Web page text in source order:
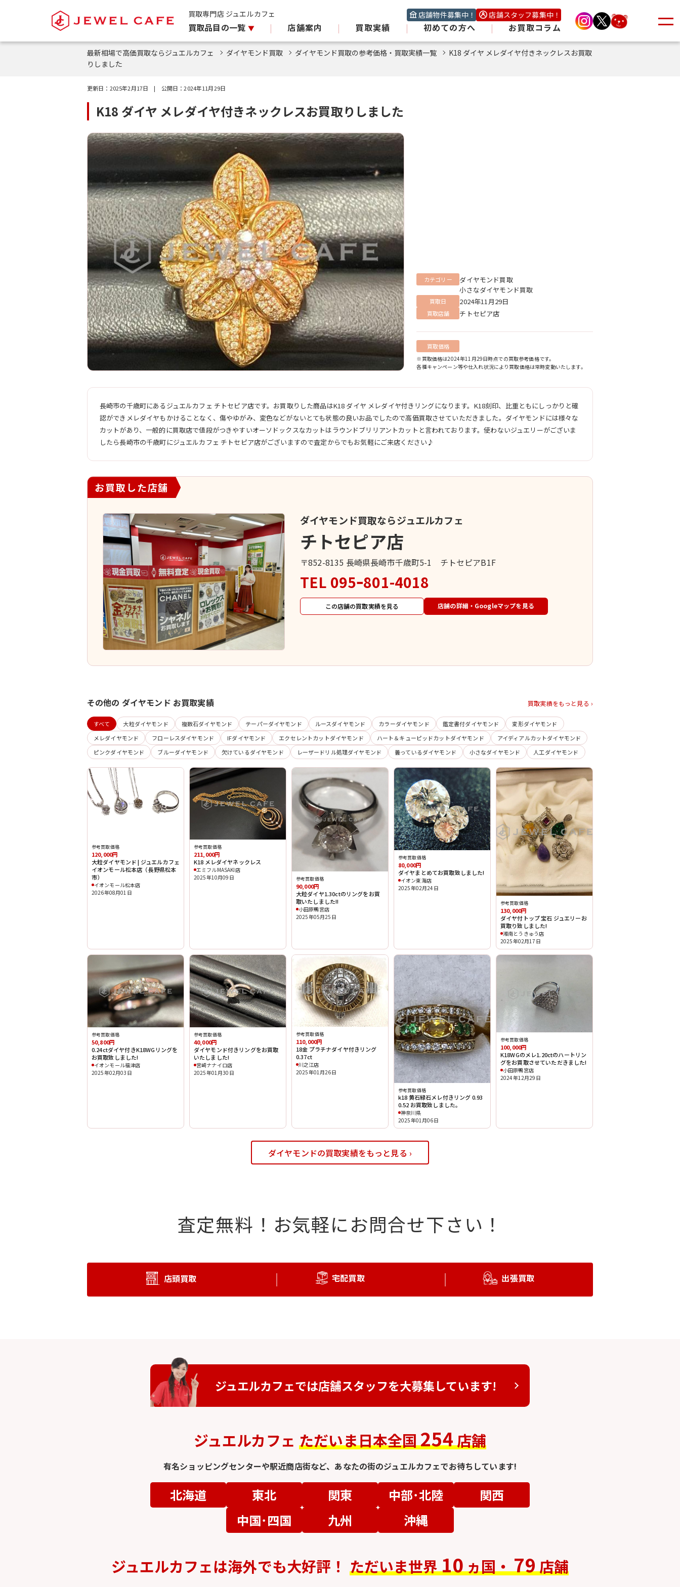
買取専門店 ジュエルカフェ 店舗物件募集中！ 店舗スタッフ募集中！
買取品目の一覧 | 店舗案内 | 買取実績 | 初めての方へ | お買取コラム
最新相場で高価買取ならジュエルカフェ ダイヤモンド買取 ダイヤモンド買取の参考価格・買取実績一覧
K18 ダイヤ メレダイヤ付きネックレスお買取
りしました
更新日： 2025年2月17日 | 公開日：2024年11月29日
K18 ダイヤ メレダイヤ付きネックレスお買取りしました
カテゴリー
ダイヤモンド買取
小さなダイヤモンド買取
買取日 2024年11月29日
買取店舗 チトセピア店
買取価格
※買取価格は2024年11月29日時点での買取参考価格です。
各種キャンペーン等や仕入れ状況により買取価格は常時変動いたします。
長崎市の千歳町にあるジュエルカフェ チトセピア店です。お買取りした商品はK18 ダイヤ メレダイヤ付きリングになります。K18刻印、比重ともにしっかりと確
認ができメレダイヤもかけることなく、傷やゆがみ、変色などがないとても状態の良いお品でしたので高価買取させていただきました。ダイヤモンドには様々な
カットがあり、一般的に買取店で値段がつきやすいオーソドックスなカットはラウンドブリリアントカットと言われております。使わないジュエリーがございま
したら長崎市の千歳町にジュエルカフェ チトセピア店がございますので査定からでもお気軽にご来店ください♪
お買取した店舗
ダイヤモンド買取ならジュエルカフェ
チトセピア店
〒852-8135 長崎県長崎市千歳町5-1 チトセピアB1F
TEL 095ｰ801-4018
この店舗の買取実績を見る 店舗の詳細・Googleマップを見る
その他の ダイヤモンド お買取実績 買取実績をもっと見る ›
すべて 大粒ダイヤモンド 複数石ダイヤモンド テーパーダイヤモンド ルースダイヤモンド カラーダイヤモンド 鑑定書付ダイヤモンド
変形ダイヤモンド
メレダイヤモンド
フローレスダイヤモンド IFダイヤモンド エクセレントカットダイヤモンド ハート＆キューピッドカットダイヤモンド
アイディアルカットダイヤモンド
ピンクダイヤモンド
ブルーダイヤモンド 欠けているダイヤモンド レーザードリル処理ダイヤモンド 曇っているダイヤモンド 小さなダイヤモンド 人工ダイヤモンド
参考買取価格
120,000円
大粒ダイヤモンド | ジュエルカフェ
イオンモール松本店（長野県松本
市）
イオンモール松本店
2026年08月01日
参考買取価格
211,000円
K18 メレダイヤネックレス
エミフルMASAKI店
2025年10月09日
参考買取価格
90,000円
大粒ダイヤ1.30ctのリングをお買
取いたしました!!
小田原鴨宮店
2025年05月25日
参考買取価格
80,000円
ダイヤまとめてお買取致しました!
イオン東海店
2025年02月24日
参考買取価格
130,000円
ダイヤ付トップ 宝石 ジュエリーお
買取り致しました!
湘南とうきゅう店
2025年02月17日
参考買取価格
50,800円
0.24ctダイヤ付きK18WGリングを
お買取致しました!
イオンモール福津店
2025年02月03日
参考買取価格
40,000円
ダイヤモンド付きリングをお買取
いたしました!
宮崎ナナイロ店
2025年01月30日
参考買取価格
110,000円
18金 プラチナダイヤ付きリング
0.37ct
川之江店
2025年01月26日
参考買取価格
k18 黄石緑石メレ付きリング 0.93
0.52 お買取致しました。
神奈川県
2025年01月06日
参考買取価格
100,000円
K18WGのメレ1.20ctのハートリン
グをお買取させていただきました!
小田原鴨宮店
2024年12月29日
ダイヤモンドの買取実績をもっと見る ›
査定無料！ お気軽にお問合せ下さい！
店頭買取 宅配買取 出張買取
ジュエルカフェでは店舗スタッフを大募集しています!
ジュエルカフェただいま日本全国254店舗
有名ショッピングセンターや駅近商店街など、 あなたの街のジュエルカフェでお待ちしています!
北海道 東北 関東 中部･北陸
関西
中国･四国
九州 沖縄
ジュエルカフェは海外でも大好評！ ただいま世界10ヵ国・79店舗